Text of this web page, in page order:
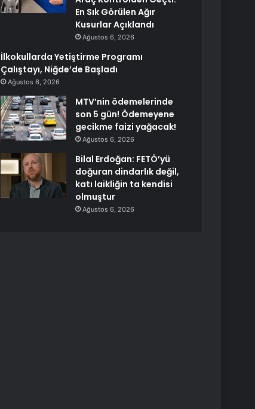
En Sık Görülen Ağır
Kusurlar Açıklandı
Ağustos 6, 2026
İlkokullarda Yetiştirme Programı
Çalıştayı, Niğde’de Başladı
Ağustos 6, 2026
MTV’nin ödemelerinde
son 5 gün! Ödemeyene
gecikme faizi yağacak!
Ağustos 6, 2026
Bilal Erdoğan: FETÖ’yü
doğuran dindarlık değil,
katı laikliğin ta kendisi
olmuştur
Ağustos 6, 2026